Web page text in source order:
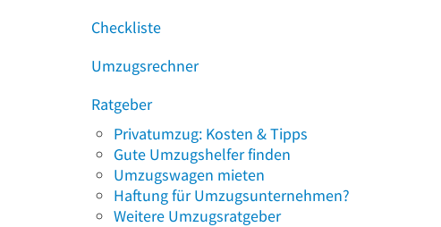
Checkliste
Umzugsrechner
Ratgeber
Privatumzug: Kosten & Tipps
Gute Umzugshelfer finden
Umzugswagen mieten
Haftung für Umzugsunternehmen?
Weitere Umzugsratgeber